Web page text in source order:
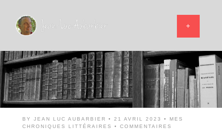
BY JEAN LUC AUBARBIER • 21 AVRIL 2023 •
MES
CHRONIQUES LITTÉRAIRES
• COMMENTAIRES